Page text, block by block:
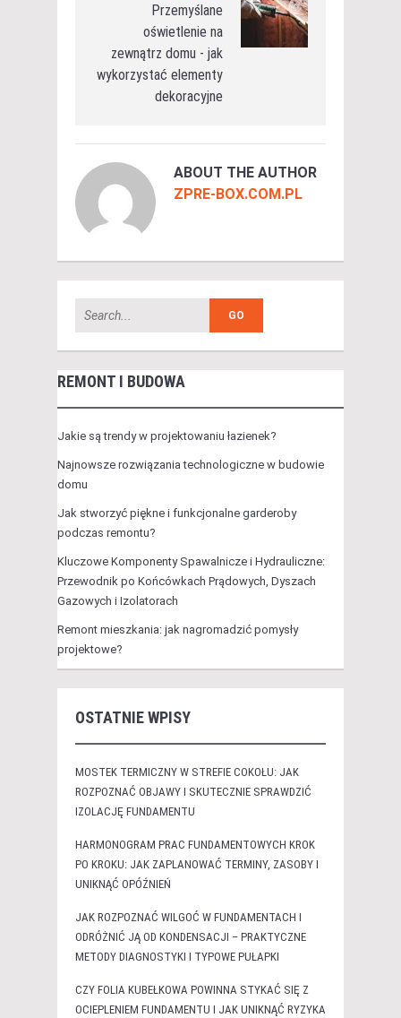
Przemyślane
oświetlenie na
zewnątrz domu - jak
wykorzystać elementy
dekoracyjne
ABOUT THE AUTHOR
ZPRE-BOX.COM.PL
REMONT I BUDOWA
Jakie są trendy w projektowaniu łazienek?
Najnowsze rozwiązania technologiczne w budowie
domu
Jak stworzyć piękne i funkcjonalne garderoby
podczas remontu?
Kluczowe Komponenty Spawalnicze i Hydrauliczne:
Przewodnik po Końcówkach Prądowych, Dyszach
Gazowych i Izolatorach
Remont mieszkania: jak nagromadzić pomysły
projektowe?
OSTATNIE WPISY
MOSTEK TERMICZNY W STREFIE COKOŁU: JAK
ROZPOZNAĆ OBJAWY I SKUTECZNIE SPRAWDZIĆ
IZOLACJĘ FUNDAMENTU
HARMONOGRAM PRAC FUNDAMENTOWYCH KROK
PO KROKU: JAK ZAPLANOWAĆ TERMINY, ZASOBY I
UNIKNĄĆ OPÓŹNIEŃ
JAK ROZPOZNAĆ WILGOĆ W FUNDAMENTACH I
ODRÓŻNIĆ JĄ OD KONDENSACJI – PRAKTYCZNE
METODY DIAGNOSTYKI I TYPOWE PUŁAPKI
CZY FOLIA KUBEŁKOWA POWINNA STYKAĆ SIĘ Z
OCIEPLENIEM FUNDAMENTU I JAK UNIKNĄĆ RYZYKA